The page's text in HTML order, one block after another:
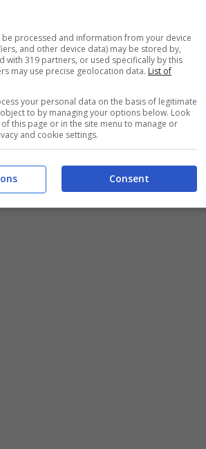
processed and information from your device
and other device data) may be stored by,
with 319 partners, or used specifically by this
may use precise geolocation data. List of
your personal data on the basis of legitimate
to by managing your options below. Look
this page or in the site menu to manage or
and cookie settings.
Consent